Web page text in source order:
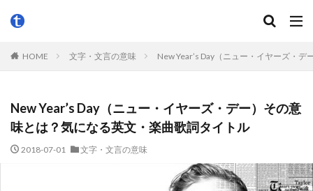
HOME 文字・文言の意味 New Year’s Day（ニュー・イヤーズ・
New Year’s Day（ニュー・イヤーズ・デー）その意
味とは？気になる英文・楽曲歌詞タイトル
2018-07-01 文字・文言の意味